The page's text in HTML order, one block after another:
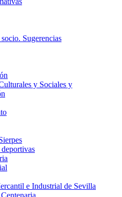
Sugerencias
y Sociales y
e Industrial de Sevilla